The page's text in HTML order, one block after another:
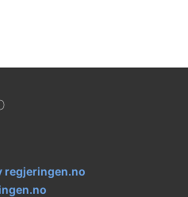
regjeringen.no